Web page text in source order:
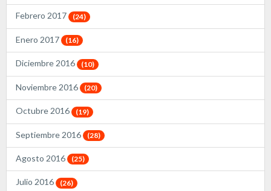
Febrero 2017 (24)
Enero 2017 (16)
Diciembre 2016 (10)
Noviembre 2016 (20)
Octubre 2016 (19)
Septiembre 2016 (28)
Agosto 2016 (25)
Julio 2016 (26)